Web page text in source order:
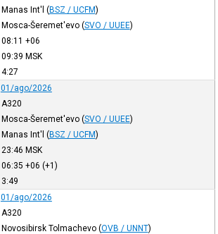
Manas Int'l (BSZ / UCFM)
Mosca-Šeremet'evo (SVO / UUEE)
08:11 +06
09:39 MSK
4:27
01/ago/2026
A320
Mosca-Šeremet'evo (SVO / UUEE)
Manas Int'l (BSZ / UCFM)
23:46 MSK
06:35 +06 (+1)
3:49
01/ago/2026
A320
Novosibirsk Tolmachevo (OVB / UNNT)